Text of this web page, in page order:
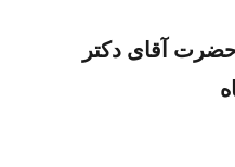
حضرت آقای دکتر